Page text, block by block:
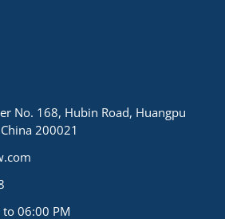
No. 168, Hubin Road, Huangpu
200021
06:00 PM